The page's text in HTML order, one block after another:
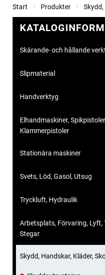
Start Produkter
Skärande- och hållande
Slipmaterial
Handverktyg
Elhandmaskiner,
Klammerpistoler
Stationära maskiner
Svets, Löd, Gasol, Utsug
Tryckluft, Hydraulik
Arbetsplats, Förvaring, Lyft,
Stegar
Skydd, Handskar, Kläder,